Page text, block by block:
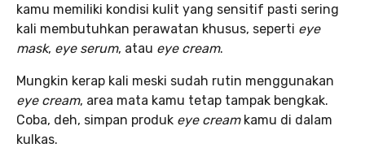
kamu memiliki kondisi kulit yang sensitif pasti sering
kali membutuhkan perawatan khusus, seperti eye
mask, eye serum, atau eye cream.
Mungkin kerap kali meski sudah rutin menggunakan
eye cream, area mata kamu tetap tampak bengkak.
Coba, deh, simpan produk eye cream kamu di dalam
kulkas.